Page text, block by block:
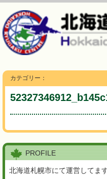
カテゴリー：
PROFILE
北海道札幌市にて運営してま